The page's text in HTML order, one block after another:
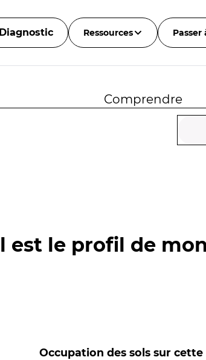
Diagnostic Ressources Passer
Comprendre
est le profil de
Occupation des sols sur cette